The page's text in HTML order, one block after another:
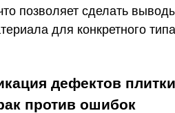
позволяет сделать
для конкретного типа
дефектов
против ошибок